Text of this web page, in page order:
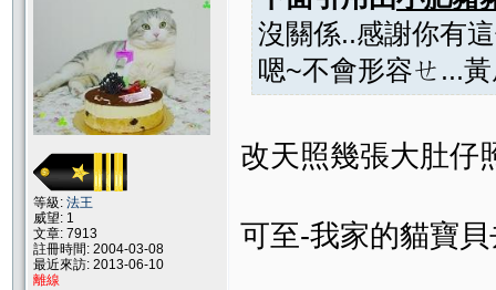
等級: 法王
威望: 1
文章: 7913
註冊時間: 2004-03-08
最近來訪: 2013-06-10
離線
沒關係..感謝你有
嗯~不會形容ㄝ...
改天照幾張大肚仔
可至-我家的貓寶